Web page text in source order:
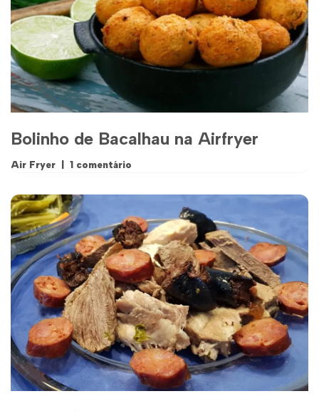
Bolinho de Bacalhau na Airfryer
Air Fryer 1 comentário